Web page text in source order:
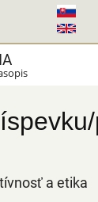
a etika